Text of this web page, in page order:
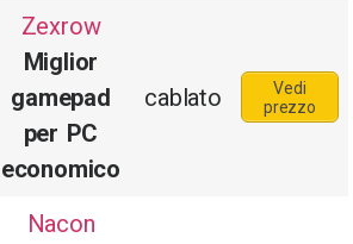
Zexrow
Miglior
gamepad
per PC
economico
cablato
Vedi
prezzo
Nacon